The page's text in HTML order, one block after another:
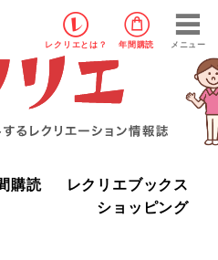
レクリエ とは？ 年間購読 メニュー
購読
レクリエブックス
ショッピング